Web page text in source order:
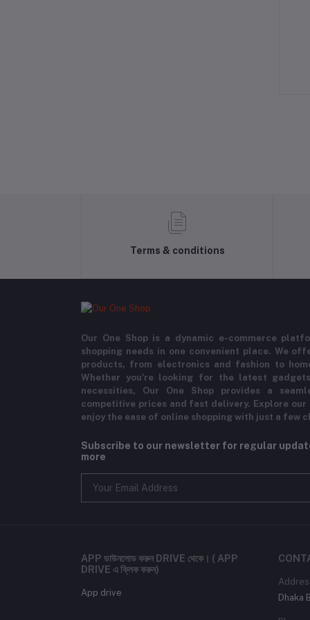
Terms & conditions
Our One Shop is a dynamic e-commerce
shopping needs in one convenient place. We
products, from electronics and fashion to
Whether you're looking for the latest
necessities, Our One Shop provides a
competitive prices and fast delivery. Explore
enjoy the ease of online shopping with just a few
Subscribe to our newsletter for regular
more
APP ডাউনলোড করুন DRIVE থেকে। ( APP
DRIVE এ ক্লিক করুন)
App drive
Dhaka